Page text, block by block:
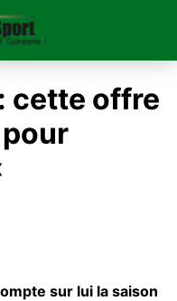
cette offre
sur lui la saison